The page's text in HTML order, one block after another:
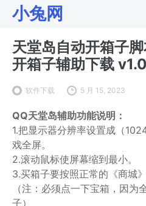
小兔网
天堂岛自动开箱子
开箱子辅助下载
软件下载 5 月 15, 2023
QQ天堂岛辅助功能说明：
1.把显示器分辨率设置成（
戏全屏。
2.滚动鼠标使屏幕缩到最小。
3.买箱子要按照正常的《商城
（注：必须点一下宝箱，因为
子）